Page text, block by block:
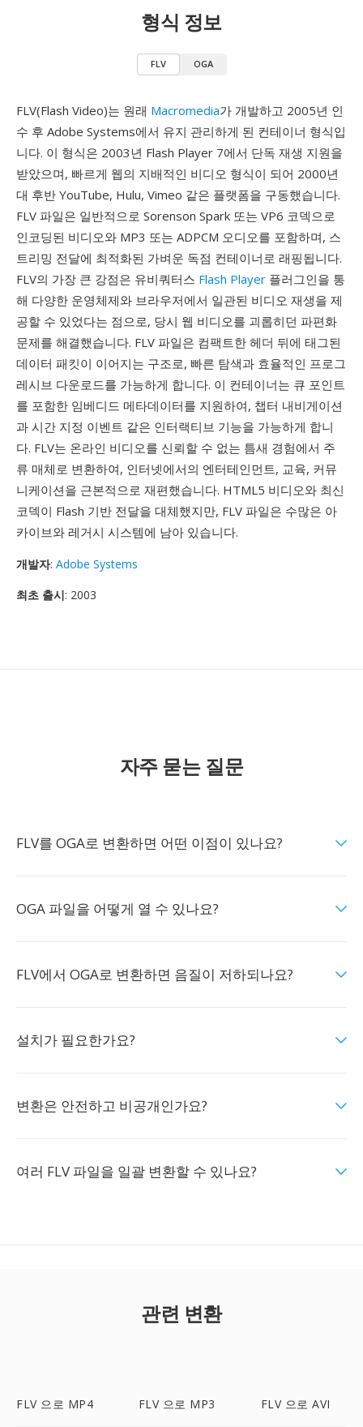
형식 정보
FLV OGA
FLV(Flash Video)는 원래 Macromedia가 개발하고 2005년 인
수 후 Adobe Systems에서 유지 관리하게 된 컨테이너 형식입
니다. 이 형식은 2003년 Flash Player 7에서 단독 재생 지원을
받았으며, 빠르게 웹의 지배적인 비디오 형식이 되어 2000년
대 후반 YouTube, Hulu, Vimeo 같은 플랫폼을 구동했습니다.
FLV 파일은 일반적으로 Sorenson Spark 또는 VP6 코덱으로
인코딩된 비디오와 MP3 또는 ADPCM 오디오를 포함하며, 스
트리밍 전달에 최적화된 가벼운 독점 컨테이너로 래핑됩니다.
FLV의 가장 큰 강점은 유비쿼터스 Flash Player 플러그인을 통
해 다양한 운영체제와 브라우저에서 일관된 비디오 재생을 제
공할 수 있었다는 점으로, 당시 웹 비디오를 괴롭히던 파편화
문제를 해결했습니다. FLV 파일은 컴팩트한 헤더 뒤에 태그된
데이터 패킷이 이어지는 구조로, 빠른 탐색과 효율적인 프로그
레시브 다운로드를 가능하게 합니다. 이 컨테이너는 큐 포인트
를 포함한 임베디드 메타데이터를 지원하여, 챕터 내비게이션
과 시간 지정 이벤트 같은 인터랙티브 기능을 가능하게 합니
다. FLV는 온라인 비디오를 신뢰할 수 없는 틈새 경험에서 주
류 매체로 변환하여, 인터넷에서의 엔터테인먼트, 교육, 커뮤
니케이션을 근본적으로 재편했습니다. HTML5 비디오와 최신
코덱이 Flash 기반 전달을 대체했지만, FLV 파일은 수많은 아
카이브와 레거시 시스템에 남아 있습니다.
개발자: Adobe Systems
최초 출시: 2003
자주 묻는 질문
FLV를 OGA로 변환하면 어떤 이점이 있나요?
OGA 파일을 어떻게 열 수 있나요?
FLV에서 OGA로 변환하면 음질이 저하되나요?
설치가 필요한가요?
변환은 안전하고 비공개인가요?
여러 FLV 파일을 일괄 변환할 수 있나요?
관련 변환
FLV 으로 MP4 FLV 으로 MP3 FLV 으로 AVI